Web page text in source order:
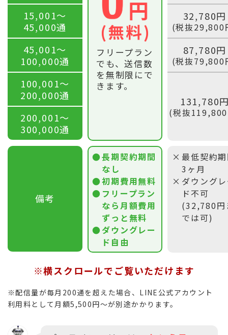
フリープラン
でも、送信数
を無制限にで
きます。
15,001〜
45,000通
32,780円
(税抜29,800
45,001〜
100,000通
87,780円
(税抜79,800
100,001〜
200,000通
131,780
(税抜
200,001〜
300,000通
備考
長期契約期間
なし
初期費用無料
フリープラン
なら月額費用
ずっと無料
ダウングレー
ド自由
最低契約
3ヶ月
ダウング
ド不可
(32,780円
では可)
※横スクロールでご覧いただけます
※配信量が毎月200通を超えた場合、LINE公式アカウント
利用料として月額5,500円〜が別途かかります。